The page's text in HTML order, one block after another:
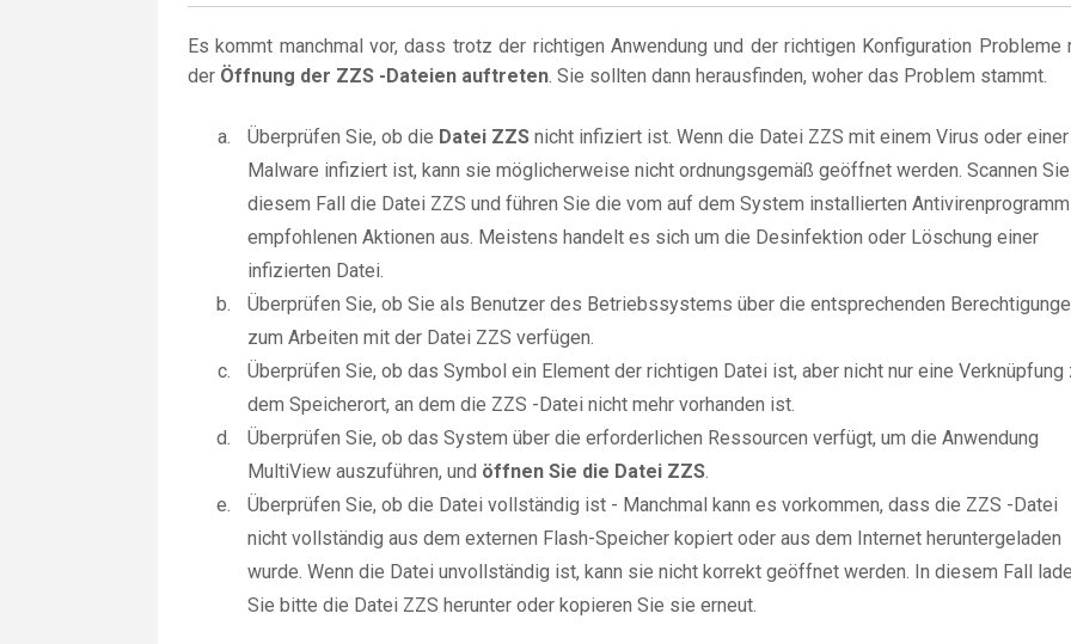
Es kommt manchmal vor, dass trotz der richtigen Anwendung und der richtigen Konfiguration Probleme
der Öffnung der ZZS -Dateien auftreten. Sie sollten dann herausfinden, woher das Problem stammt.
Überprüfen Sie, ob die Datei ZZS nicht infiziert ist. Wenn die Datei ZZS mit einem Virus oder einer
Malware infiziert ist, kann sie möglicherweise nicht ordnungsgemäß geöffnet werden. Scannen
diesem Fall die Datei ZZS und führen Sie die vom auf dem System installierten Antivirenprogramm
empfohlenen Aktionen aus. Meistens handelt es sich um die Desinfektion oder Löschung einer
infizierten Datei.
Überprüfen Sie, ob Sie als Benutzer des Betriebssystems über die entsprechenden
zum Arbeiten mit der Datei ZZS verfügen.
Überprüfen Sie, ob das Symbol ein Element der richtigen Datei ist, aber nicht nur eine Verknüpfung
dem Speicherort, an dem die ZZS -Datei nicht mehr vorhanden ist.
Überprüfen Sie, ob das System über die erforderlichen Ressourcen verfügt, um die Anwendung
MultiView auszuführen, und öffnen Sie die Datei ZZS.
Überprüfen Sie, ob die Datei vollständig ist - Manchmal kann es vorkommen, dass die ZZS -Datei
nicht vollständig aus dem externen Flash-Speicher kopiert oder aus dem Internet heruntergeladen
wurde. Wenn die Datei unvollständig ist, kann sie nicht korrekt geöffnet werden. In diesem Fall
Sie bitte die Datei ZZS herunter oder kopieren Sie sie erneut.